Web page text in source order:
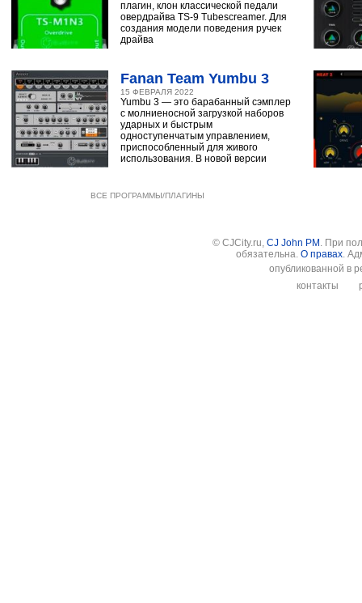
плагин, клон классической педали
овердрайва TS-9 Tubescreamer. Для
создания модели поведения ручек
драйва
Fanan Team Yumbu 3
15 ФЕВРАЛЯ 2022
Yumbu 3 — это барабанный сэмплер
с молниеносной загрузкой наборов
ударных и быстрым
одноступенчатым управлением,
приспособленный для живого
использования. В новой версии
ВСЕ ПРОГРАММЫ/ПЛАГИНЫ
© CJCity.ru, CJ John PM . При
обязательна. О правах.
опубликованной в
контакты